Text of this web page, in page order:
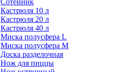
Сотейник
Кастрюля 10 л
Кастрюля 20 л
Кастрюля 40 л
Миска полусфера L
Миска полусфера M
Доска разделочная
Нож для пиццы